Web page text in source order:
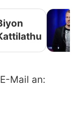
Mail an: